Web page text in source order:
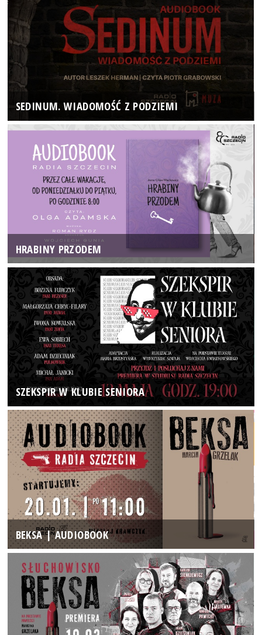
SEDINUM. WIADOMOŚĆ Z PODZIEMI
HRABINY PRZODEM
SZEKSPIR W KLUBIE SENIORA
BEKSA | AUDIOBOOK